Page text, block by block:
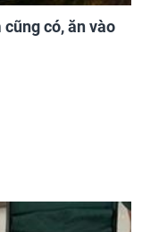
có, ăn vào